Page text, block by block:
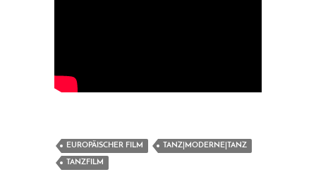
EUROPÄISCHER FILM TANZ|MODERNE|TANZ
TANZFILM